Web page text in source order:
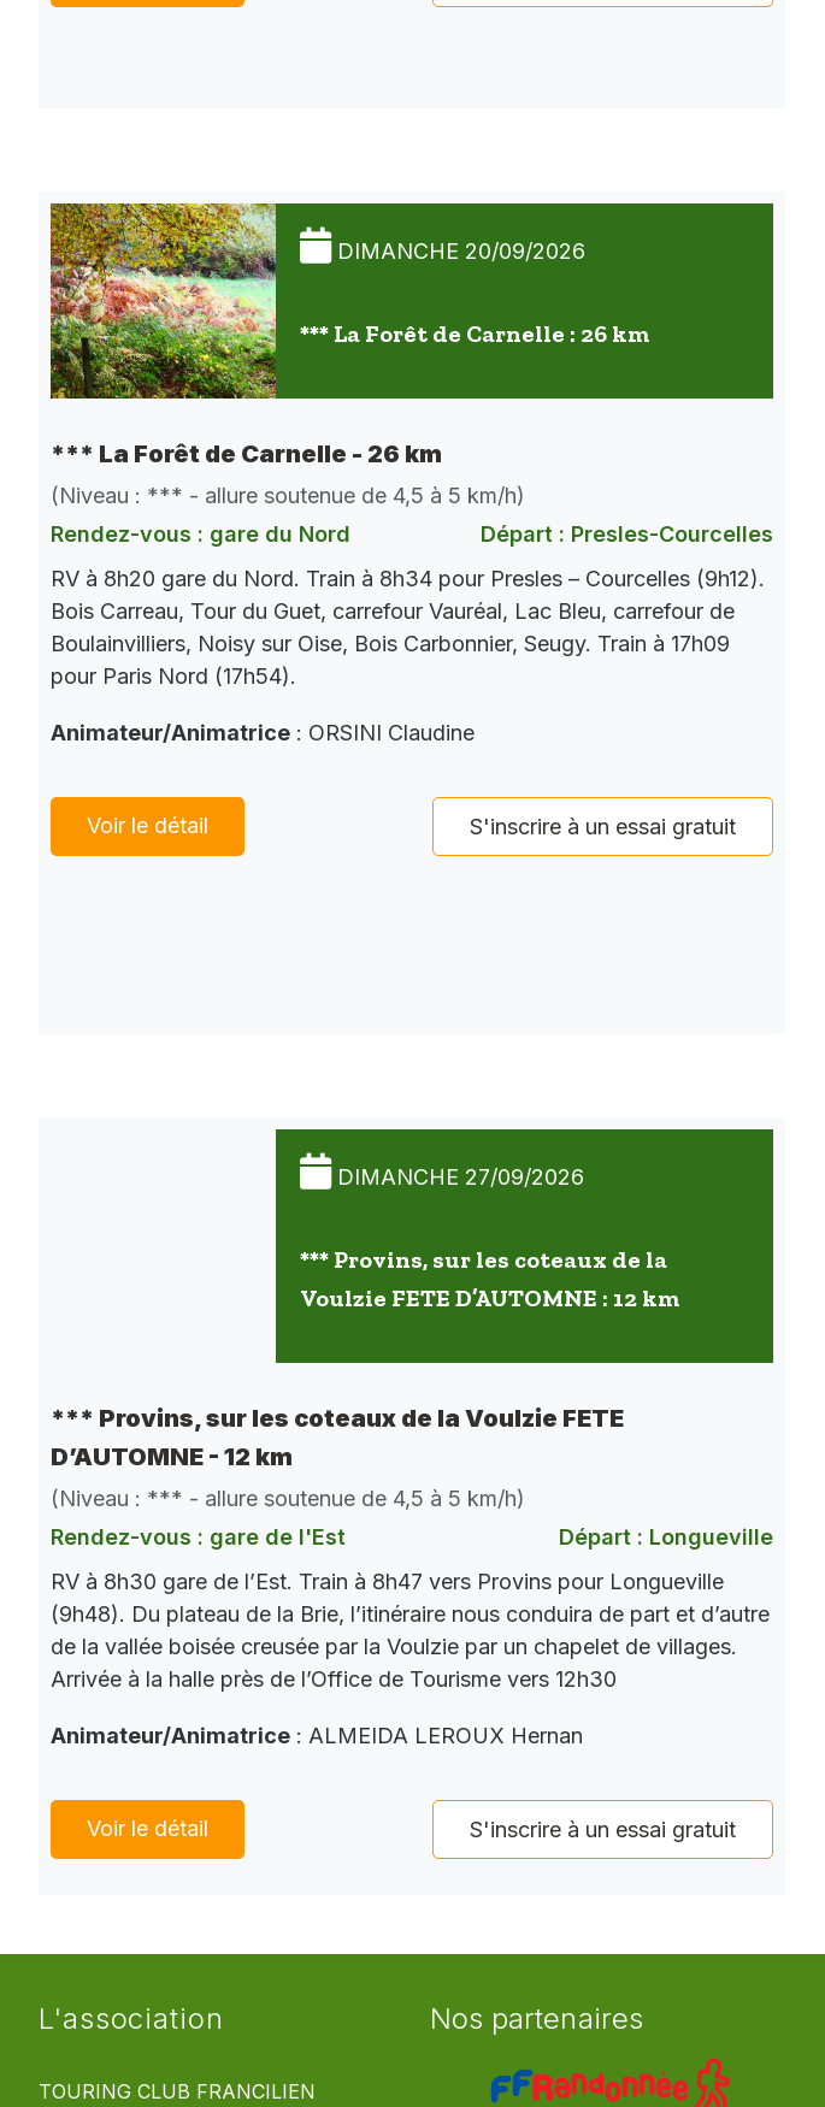
DIMANCHE 20/09/2026
*** La Forêt de Carnelle : 26 km
*** La Forêt de Carnelle - 26 km
(Niveau : *** - allure soutenue de 4,5 à 5 km/h)
Rendez-vous : gare du Nord
Départ : Presles-Courcelles
RV à 8h20 gare du Nord. Train à 8h34 pour Presles – Courcelles (9h12).
Bois Carreau, Tour du Guet, carrefour Vauréal, Lac Bleu, carrefour de
Boulainvilliers, Noisy sur Oise, Bois Carbonnier, Seugy. Train à 17h09
pour Paris Nord (17h54).
Animateur/Animatrice : ORSINI Claudine
Voir le détail S'inscrire à un essai gratuit
DIMANCHE 27/09/2026
*** Provins, sur les coteaux de la
Voulzie FETE D’AUTOMNE : 12 km
*** Provins, sur les coteaux de la Voulzie FETE
D’AUTOMNE - 12 km
(Niveau : *** - allure soutenue de 4,5 à 5 km/h)
Rendez-vous : gare de l'Est
Départ : Longueville
RV à 8h30 gare de l’Est. Train à 8h47 vers Provins pour Longueville
(9h48). Du plateau de la Brie, l’itinéraire nous conduira de part et d’autre
de la vallée boisée creusée par la Voulzie par un chapelet de villages.
Arrivée à la halle près de l’Office de Tourisme vers 12h30
Animateur/Animatrice : ALMEIDA LEROUX Hernan
Voir le détail S'inscrire à un essai gratuit
L'association
TOURING CLUB FRANCILIEN
Nos partenaires